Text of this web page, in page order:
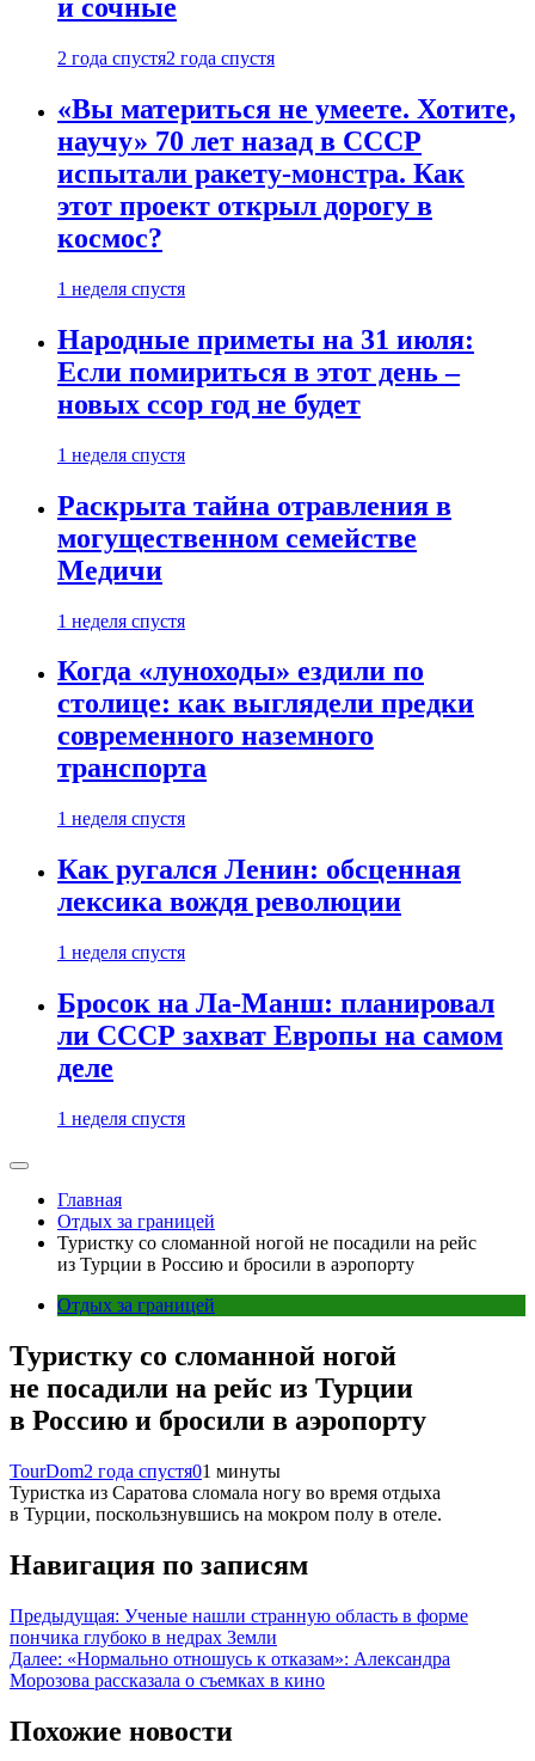
и сочные
2 года спустя2 года спустя
«Вы материться не умеете. Хотите,
научу» 70 лет назад в СССР
испытали ракету-монстра. Как
этот проект открыл дорогу в
космос?
1 неделя спустя
Народные приметы на 31 июля:
Если помириться в этот день –
новых ссор год не будет
1 неделя спустя
Раскрыта тайна отравления в
могущественном семействе
Медичи
1 неделя спустя
Когда «луноходы» ездили по
столице: как выглядели предки
современного наземного
транспорта
1 неделя спустя
Как ругался Ленин: обсценная
лексика вождя революции
1 неделя спустя
Бросок на Ла-Манш: планировал
ли СССР захват Европы на самом
деле
1 неделя спустя
Главная
Отдых за границей
Туристку со сломанной ногой не посадили на рейс
из Турции в Россию и бросили в аэропорту
Отдых за границей
Туристку со сломанной ногой
не посадили на рейс из Турции
в Россию и бросили в аэропорту
TourDom2 года спустя01 минуты
Туристка из Саратова сломала ногу во время отдыха
в Турции, поскользнувшись на мокром полу в отеле.
Навигация по записям
Предыдущая: Ученые нашли странную область в форме
пончика глубоко в недрах Земли
Далее: «Нормально отношусь к отказам»: Александра
Морозова рассказала о съемках в кино
Похожие новости